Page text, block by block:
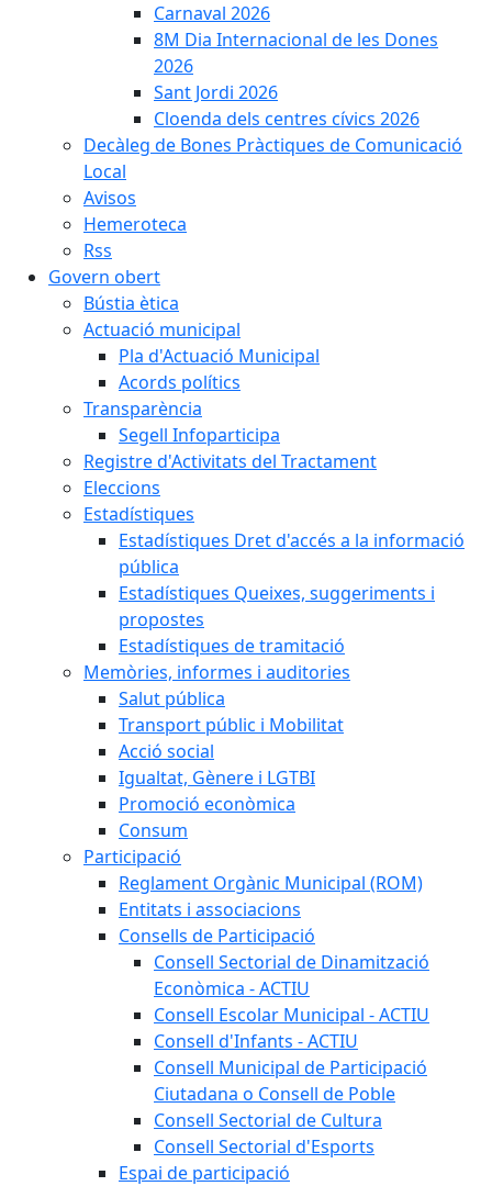
Carnaval 2026
8M Dia Internacional de les Dones
2026
Sant Jordi 2026
Cloenda dels centres cívics 2026
Decàleg de Bones Pràctiques de Comunicació
Local
Avisos
Hemeroteca
Rss
Govern obert
Bústia ètica
Actuació municipal
Pla d'Actuació Municipal
Acords polítics
Transparència
Segell Infoparticipa
Registre d'Activitats del Tractament
Eleccions
Estadístiques
Estadístiques Dret d'accés a la informació
pública
Estadístiques Queixes, suggeriments i
propostes
Estadístiques de tramitació
Memòries, informes i auditories
Salut pública
Transport públic i Mobilitat
Acció social
Igualtat, Gènere i LGTBI
Promoció econòmica
Consum
Participació
Reglament Orgànic Municipal (ROM)
Entitats i associacions
Consells de Participació
Consell Sectorial de Dinamització
Econòmica - ACTIU
Consell Escolar Municipal - ACTIU
Consell d'Infants - ACTIU
Consell Municipal de Participació
Ciutadana o Consell de Poble
Consell Sectorial de Cultura
Consell Sectorial d'Esports
Espai de participació